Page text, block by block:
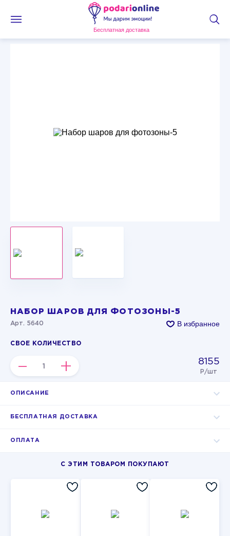
Бесплатная доставка
НАБОР ШАРОВ ДЛЯ ФОТОЗОНЫ-5
Арт. 5640 В избранное
СВОЕ КОЛИЧЕСТВО
– + 8155
Р/шт
ОПИСАНИЕ
БЕСПЛАТНАЯ ДОСТАВКА
ОПЛАТА
С ЭТИМ ТОВАРОМ ПОКУПАЮТ